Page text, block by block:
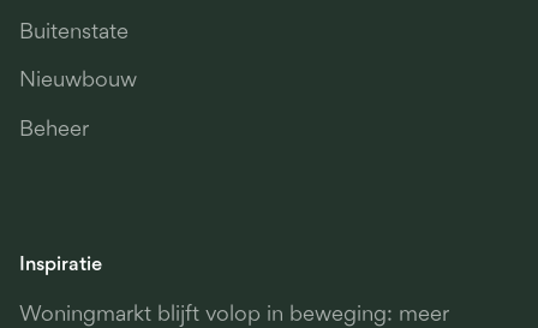
Buitenstate
Nieuwbouw
Beheer
Inspiratie
Woningmarkt blijft volop in beweging: meer